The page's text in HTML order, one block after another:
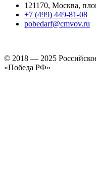
121170, Москва,
+7 (499) 449-81-08
pobedarf@cmvov.ru
© 2018 — 2025
«Победа РФ»